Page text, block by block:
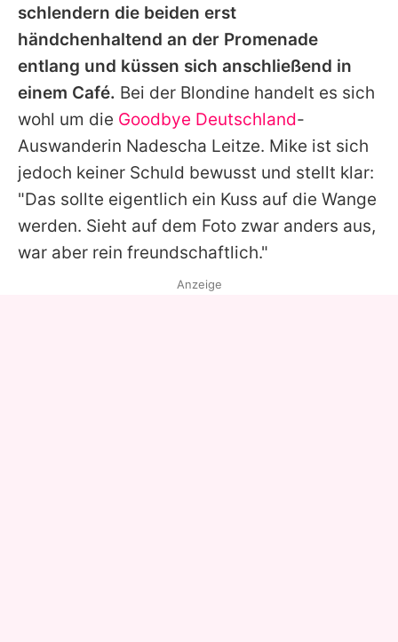
schlendern die beiden erst
händchenhaltend an der Promenade
entlang und küssen sich anschließend in
einem Café. Bei der Blondine handelt es sich
wohl um die Goodbye Deutschland-
Auswanderin Nadescha Leitze. Mike ist sich
jedoch keiner Schuld bewusst und stellt klar:
"Das sollte eigentlich ein Kuss auf die Wange
werden. Sieht auf dem Foto zwar anders aus,
war aber rein freundschaftlich."
Anzeige